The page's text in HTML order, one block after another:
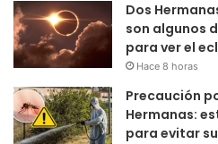
Dos
son algunos
para ver el
Hace 8 horas
Precaución
Hermanas:
para evitar